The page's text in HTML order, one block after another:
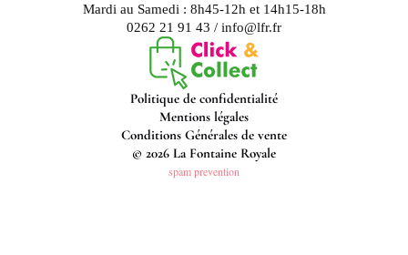
Mardi au Samedi : 8h45-12h et 14h15-18h
0262 21 91 43 / info@lfr.fr
Politique de confidentialité
Mentions légales
Conditions Générales de vente
© 2026 La Fontaine Royale
spam prevention